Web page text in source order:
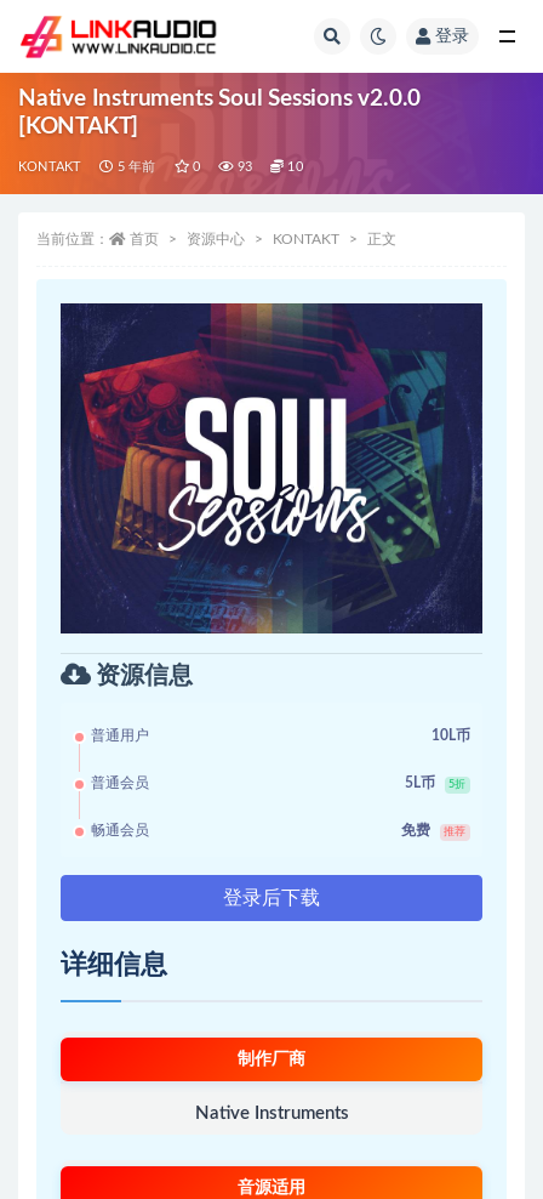
登录
Native Instruments Soul Sessions v2.0.0
[KONTAKT]
KONTAKT 5 年前 0 93 10
当前位置： 首页 资源中心 KONTAKT 正文
资源信息
普通用户 10L币
普通会员 5L币 5折
畅通会员 免费 推荐
登录后下载
详细信息
制作厂商
Native Instruments
音源适用